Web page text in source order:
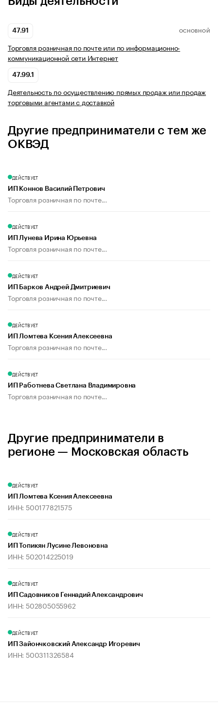
47.91 ОСНОВНОЙ
Торговля розничная по почте или по информационно-
коммуникационной сети Интернет
47.99.1
Деятельность по осуществлению прямых продаж или продаж
торговыми агентами с доставкой
Другие предприниматели с тем же
ОКВЭД
ДЕЙСТВУЕТ
ИП Коннов Василий Петрович
Торговля розничная по почте...
ДЕЙСТВУЕТ
ИП Лунева Ирина Юрьевна
Торговля розничная по почте...
ДЕЙСТВУЕТ
ИП Барков Андрей Дмитриевич
Торговля розничная по почте...
ДЕЙСТВУЕТ
ИП Ломтева Ксения Алексеевна
Торговля розничная по почте...
ДЕЙСТВУЕТ
ИП Работнева Светлана Владимировна
Торговля розничная по почте...
Другие предприниматели в
регионе — Московская область
ДЕЙСТВУЕТ
ИП Ломтева Ксения Алексеевна
ИНН: 500177821575
ДЕЙСТВУЕТ
ИП Топикян Лусине Левоновна
ИНН: 502014225019
ДЕЙСТВУЕТ
ИП Садовников Геннадий Александрович
ИНН: 502805055962
ДЕЙСТВУЕТ
ИП Зайончковский Александр Игоревич
ИНН: 500311326584